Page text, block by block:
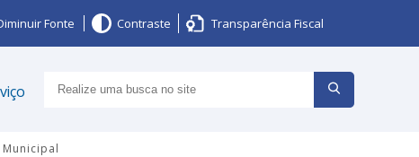
Fonte Contraste Transparência Fiscal